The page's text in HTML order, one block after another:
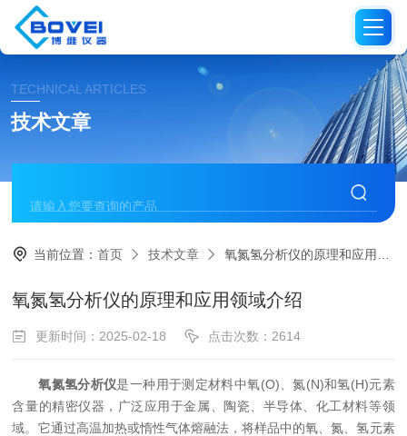
TECHNICAL ARTICLES
技术文章
当前位置：首页 技术文章 氧氮氢分析仪的原理和应用领域介绍
氧氮氢分析仪的原理和应用领域介绍
更新时间：2025-02-18 点击次数：2614
氧氮氢分析仪是一种用于测定材料中氧(O)、氮(N)和氢(H)元素
含量的精密仪器，广泛应用于金属、陶瓷、半导体、化工材料等领
域。它通过高温加热或惰性气体熔融法，将样品中的氧、氮、氢元素